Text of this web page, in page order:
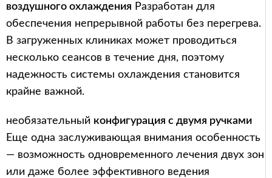
воздушного охлаждения Разработан для
обеспечения непрерывной работы без перегрева.
В загруженных клиниках может проводиться
несколько сеансов в течение дня, поэтому
надежность системы охлаждения становится
крайне важной.
необязательный конфигурация с двумя ручками
Еще одна заслуживающая внимания особенность
— возможность одновременного лечения двух зон
или даже более эффективного ведения